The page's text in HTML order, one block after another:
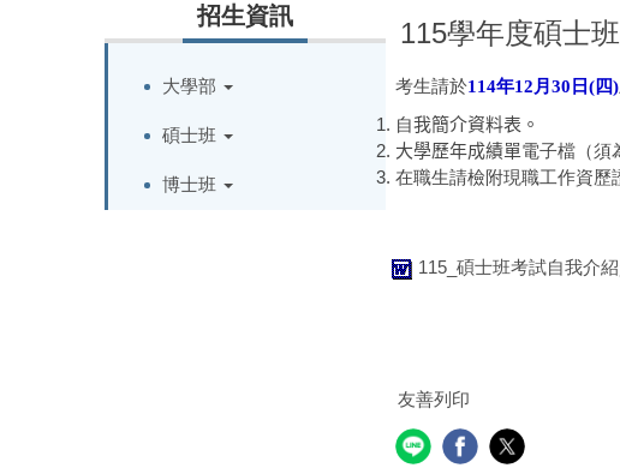
招生資訊
大學部
碩士班
博士班
115學年度碩士
考生請於114年12月30日(四)
自我簡介資料表。
大學歷年成績單電子檔（須
在職生請檢附現職工作資歷
115_碩士班考試自我介
友善列印